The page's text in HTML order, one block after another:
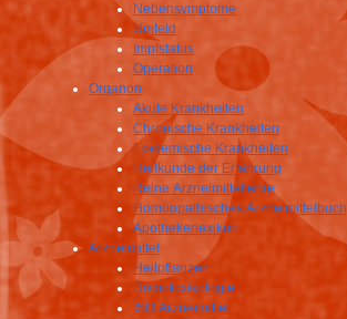
Nebensymptome
Umfeld
Impfstatus
Operation
Organon
Akute Krankheiten
Chronische Krankheiten
Epidemische Krankheiten
Heilkunde der Erfahrung
Reine Arzneimittellehre
Homöopathisches Arzneimittelbuch
Apothekerlexikon
Arzneimittel
Heilpflanzen
Homotoxikologie
ISO Arzneimittel